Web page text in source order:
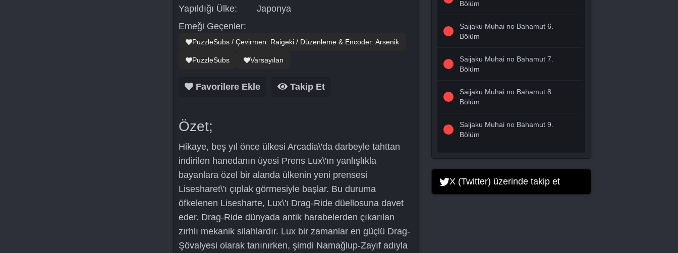
Yapıldığı Ülke:
Japonya
Emeği Geçenler:
PuzzleSubs / Çevirmen: Raigeki / Düzenleme & Encoder: Arsenik
PuzzleSubs Varsayılan
Favorilere Ekle Takip Et
Özet;
Hikaye, beş yıl önce ülkesi Arcadia\'da darbeyle tahttan
indirilen hanedanın üyesi Prens Lux\'ın yanlışlıkla
bayanlara özel bir alanda ülkenin yeni prensesi
Lisesharet\'ı çıplak görmesiyle başlar. Bu duruma
öfkelenen Lisesharte, Lux\'ı Drag-Ride düellosuna davet
eder. Drag-Ride dünyada antik harabelerden çıkarılan
zırhlı mekanik silahlardır. Lux bir zamanlar en güçlü Drag-
Şövalyesi olarak tanınırken, şimdi Namağlup-Zayıf adıyla
Bölüm
Saijaku Muhai no Bahamut 6.
Bölüm
Saijaku Muhai no Bahamut 7.
Bölüm
Saijaku Muhai no Bahamut 8.
Bölüm
Saijaku Muhai no Bahamut 9.
Bölüm
Bölüm
X (Twitter) üzerinde takip et